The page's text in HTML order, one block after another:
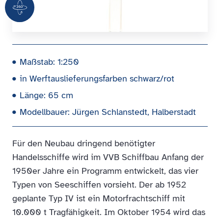
360 Grad Ansicht
Maßstab: 1:250
in Werftauslieferungsfarben schwarz/rot
Länge: 65 cm
Modellbauer: Jürgen Schlanstedt, Halberstadt
Für den Neubau dringend benötigter
Handelsschiffe wird im VVB Schiffbau Anfang der
1950er Jahre ein Programm entwickelt, das vier
Typen von Seeschiffen vorsieht. Der ab 1952
geplante Typ IV ist ein Motorfrachtschiff mit
10.000 t Tragfähigkeit. Im Oktober 1954 wird das